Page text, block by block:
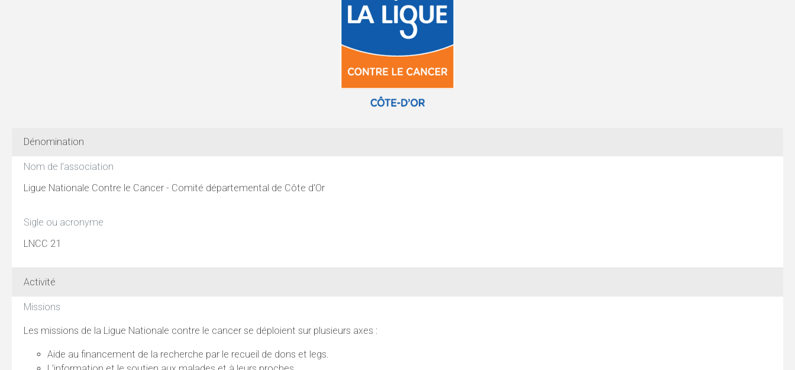
Dénomination
Nom de l'association
Ligue Nationale Contre le Cancer - Comité départemental de Côte d'Or
Sigle ou acronyme
LNCC 21
Activité
Missions
Les missions de la Ligue Nationale contre le cancer se déploient sur plusieurs axes :
Aide au financement de la recherche par le recueil de dons et legs.